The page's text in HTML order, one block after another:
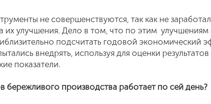
не совершенствуются, так как не
их улучшения. Дело в том, что по этим
подсчитать годовой экономический
внедрять, используя для оценки результатов
показатели.
бережливого производства работает по сей день?